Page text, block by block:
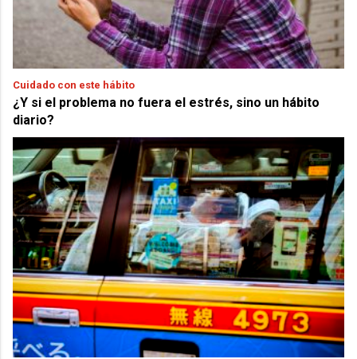
Cuidado con este hábito
¿Y si el problema no fuera el estrés, sino un hábito
diario?